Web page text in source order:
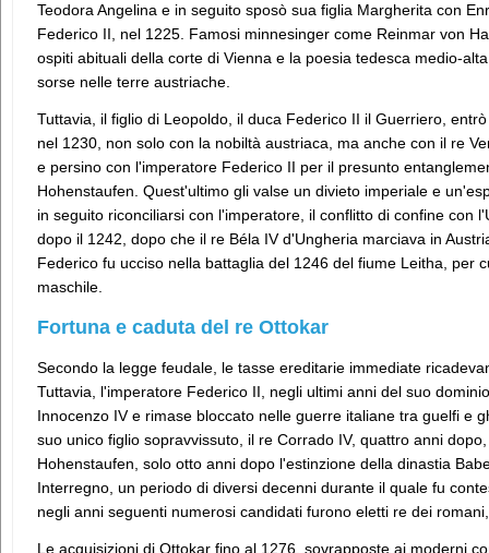
Teodora Angelina e in seguito sposò sua figlia Margherita con
Federico II, nel 1225. Famosi minnesinger come Reinmar von
ospiti abituali della corte di Vienna e la poesia tedesca medio-
sorse nelle terre austriache.
Tuttavia, il figlio di Leopoldo, il duca Federico II il Guerriero,
nel 1230, non solo con la nobiltà austriaca, ma anche con il re
e persino con l'imperatore Federico II per il presunto
Hohenstaufen. Quest'ultimo gli valse un divieto imperiale e
in seguito riconciliarsi con l'imperatore, il conflitto di confine con
dopo il 1242, dopo che il re Béla IV d'Ungheria marciava in
Federico fu ucciso nella battaglia del 1246 del fiume Leitha, per
maschile.
Fortuna e caduta del re Ottokar
Secondo la legge feudale, le tasse ereditarie immediate
Tuttavia, l'imperatore Federico II, negli ultimi anni del suo
Innocenzo IV e rimase bloccato nelle guerre italiane tra guelfi e
suo unico figlio sopravvissuto, il re Corrado IV, quattro anni
Hohenstaufen, solo otto anni dopo l'estinzione della dinastia
Interregno, un periodo di diversi decenni durante il quale fu
negli anni seguenti numerosi candidati furono eletti re dei
Le acquisizioni di Ottokar fino al 1276, sovrapposte ai moderni